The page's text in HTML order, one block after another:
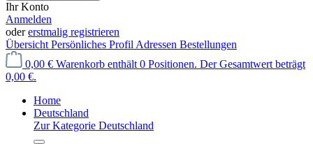
Ihr Konto
Anmelden
odererstmalig registrieren
Übersicht Persönliches Profil Adressen Bestellungen
0,00 € Warenkorb enthält 0 Positionen. Der Gesamtwert beträgt
0,00 €.
Home
Deutschland
Zur Kategorie Deutschland